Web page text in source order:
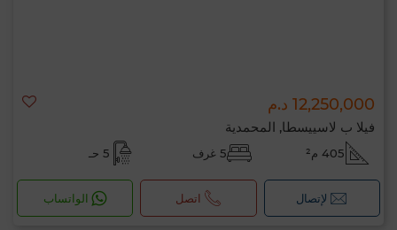
12,250,000 د.م
فيلا ب لاسييسطا, المحمدية
405 م² 5 غرف 5 حـ
لإتصال اتصل الواتساب